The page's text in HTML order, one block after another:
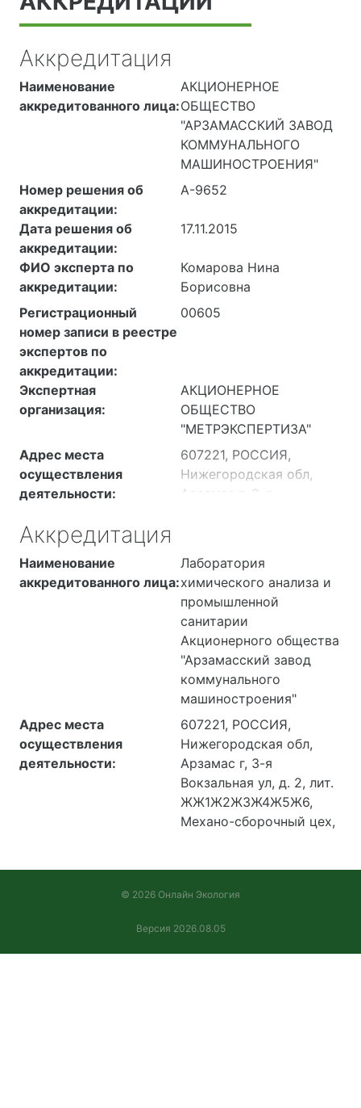
Аккредитация
Наименование
аккредитованного лица:
АКЦИОНЕРНОЕ
ОБЩЕСТВО
"АРЗАМАССКИЙ ЗАВОД
КОММУНАЛЬНОГО
МАШИНОСТРОЕНИЯ"
Номер решения об
аккредитации:
А-9652
Дата решения об
аккредитации:
17.11.2015
ФИО эксперта по
аккредитации:
Комарова Нина
Борисовна
Регистрационный
номер записи в реестре
экспертов по
аккредитации:
00605
Экспертная
организация:
АКЦИОНЕРНОЕ
ОБЩЕСТВО
"МЕТРЭКСПЕРТИЗА"
Адрес места
осуществления
деятельности:
607221, РОССИЯ,
Нижегородская обл,
Арзамас г, 3-я
52:40:0102016:254,
помещение 6
Аккредитация
Наименование
аккредитованного лица:
Лаборатория
химического анализа и
промышленной
санитарии
Акционерного общества
"Арзамасский завод
коммунального
машиностроения"
Адрес места
осуществления
деятельности:
607221, РОССИЯ,
Нижегородская обл,
Арзамас г, 3-я
Вокзальная ул, д. 2, лит.
ЖЖ1Ж2Ж3Ж4Ж5Ж6,
Механо-сборочный цех,
© 2026 Онлайн Экология
Версия 2026.08.05